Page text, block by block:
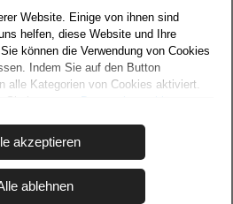
Objektname
oder
eingeben
wurden im Schnitt mit4,7 von 5
Instagram
Website. Einige von ihnen sind
helfen, diese Website und Ihre
können die Verwendung von Cookies
Indem Sie auf den Button
alle Kategorien von Cookies aktiviert.
Sie in unserer Datenschutzerklärung
ablehnen
akzeptieren